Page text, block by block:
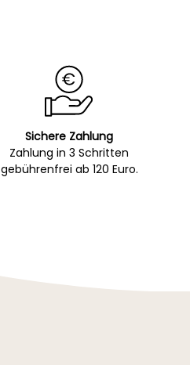
Sichere Zahlung
Zahlung in 3 Schritten
gebührenfrei ab 120 Euro.